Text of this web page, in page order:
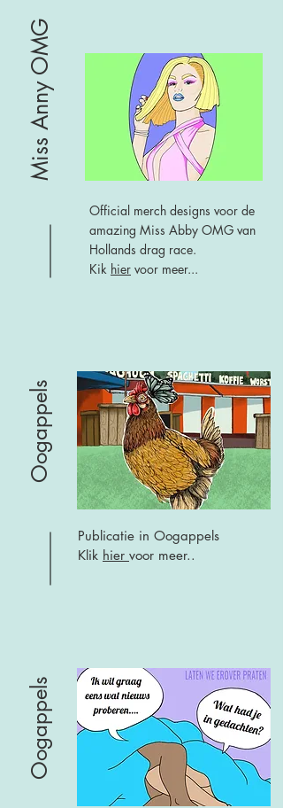
Miss Anny OMG
Official merch designs voor de
amazing Miss Abby OMG van
Hollands drag race.
Kik hier voor meer...
Oogappels
Publicatie in Oogappels
Klik hier voor meer..
Oogappels